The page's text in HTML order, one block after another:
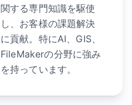
関する専門知識を駆使
し、お客様の課題解決
に貢献。特にAI、GIS、
FileMakerの分野に強み
を持っています。